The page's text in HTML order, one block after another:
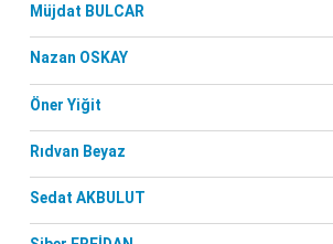
Müjdat BULCAR
Nazan OSKAY
Öner Yiğit
Rıdvan Beyaz
Sedat AKBULUT